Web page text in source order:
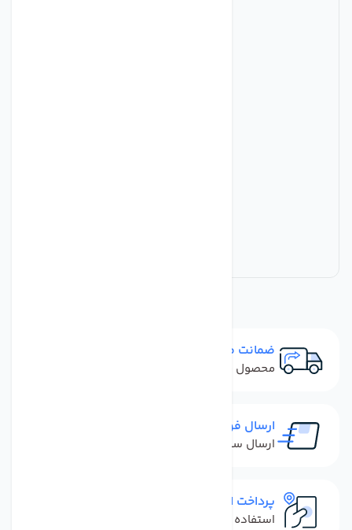
ضمانت مرجوعی
محصول نباید آسیب دیده باشد
ارسال فوری
ارسال سفارش در کمترین زمان ممکن
پرداخت امن
استفاده از روش‌های پرداخت امن